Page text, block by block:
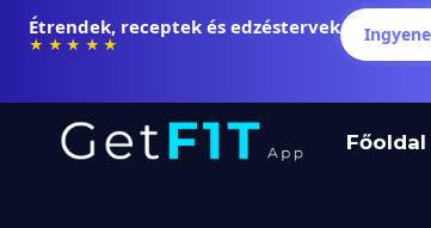
Étrendek, receptek és edzéstervek
★★★★★
Főoldal